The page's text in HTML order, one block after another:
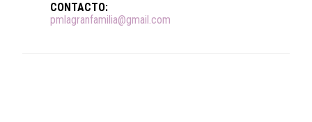
CONTACTO:
pmlagranfamilia@gmail.com